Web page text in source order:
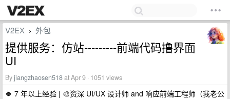
V2EX › 外包
提供服务：仿站---------前端代码撸界面
UI
Byjiangzhaosen518at Apr 9 · 1051 views
🍀 7 年以上经验 | 🎨资深 UI/UX 设计师 and 响应前端工程师（我老公